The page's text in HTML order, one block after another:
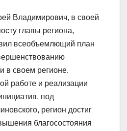
Владимирович, в своей
главы региона,
всеобъемлющий план
в своем регионе.
работе и реализации
под
регион достиг
благосостояния